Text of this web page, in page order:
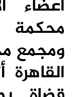
أعضاء
محكمة
ومجمع